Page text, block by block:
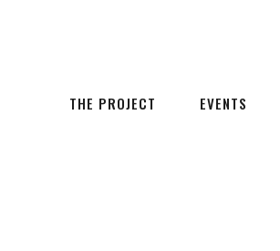
THE PROJECT EVENTS